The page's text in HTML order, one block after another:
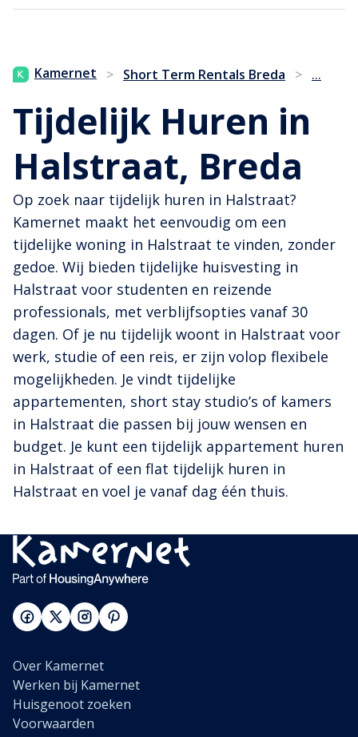
Kamernet > Short Term Rentals Breda > ...
Tijdelijk Huren in
Halstraat, Breda
Op zoek naar tijdelijk huren in Halstraat?
Kamernet maakt het eenvoudig om een
tijdelijke woning in Halstraat te vinden, zonder
gedoe. Wij bieden tijdelijke huisvesting in
Halstraat voor studenten en reizende
professionals, met verblijfsopties vanaf 30
dagen. Of je nu tijdelijk woont in Halstraat voor
werk, studie of een reis, er zijn volop flexibele
mogelijkheden. Je vindt tijdelijke
appartementen, short stay studio’s of kamers
in Halstraat die passen bij jouw wensen en
budget. Je kunt een tijdelijk appartement huren
in Halstraat of een flat tijdelijk huren in
Halstraat en voel je vanaf dag één thuis.
Over Kamernet
Werken bij Kamernet
Huisgenoot zoeken
Voorwaarden